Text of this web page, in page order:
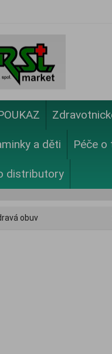
a děti Péče o
distributory
obuv